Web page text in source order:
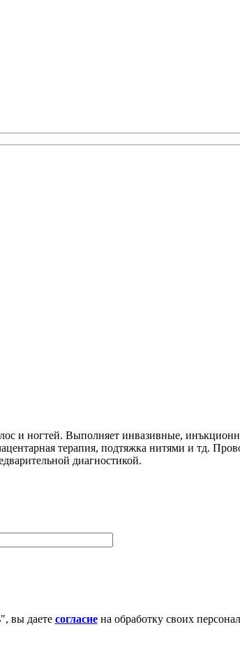
и ногтей. Выполняет инвазивные,
терапия, подтяжка нитями и тд.
диагностикой.
вы даете согласиена обработку своих